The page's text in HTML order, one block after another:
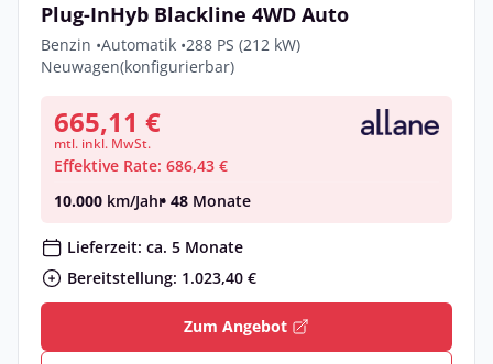
Plug-InHyb Blackline 4WD Auto
Benzin •Automatik •288 PS (212 kW)
Neuwagen(konfigurierbar)
665,11 €
mtl. inkl. MwSt.
Effektive Rate: 686,43 €
10.000 km/Jahr• 48 Monate
Lieferzeit: ca. 5 Monate
Bereitstellung: 1.023,40 €
Zum Angebot